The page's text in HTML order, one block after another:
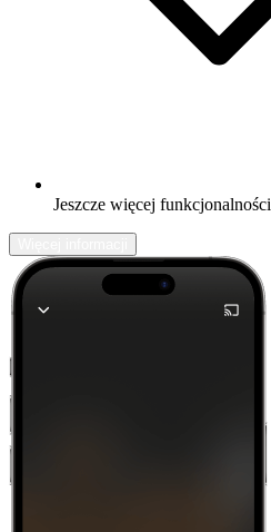
Jeszcze więcej funkcjonalności